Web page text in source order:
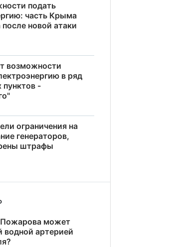
подать
часть Крыма
новой атаки
возможности
в ряд
пунктов -
ограничения на
генераторов,
штрафы
Пожарова может
водной артерией